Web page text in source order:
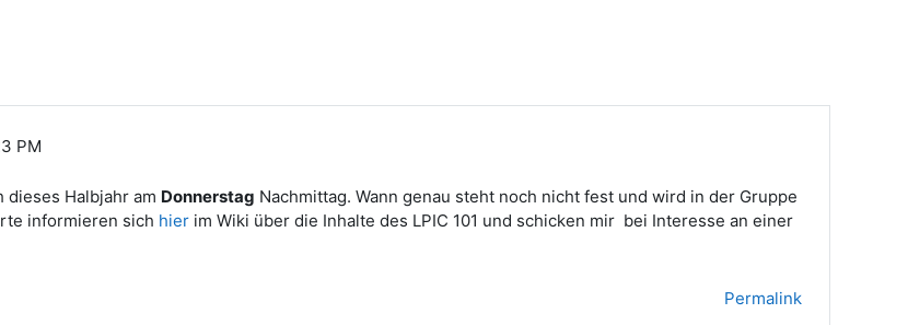
PM
dieses Halbjahr am Donnerstag Nachmittag. Wann genau steht noch nicht fest und wird in der Gruppe
informieren sich hier im Wiki über die Inhalte des LPIC 101 und schicken mir bei Interesse an einer
Permalink